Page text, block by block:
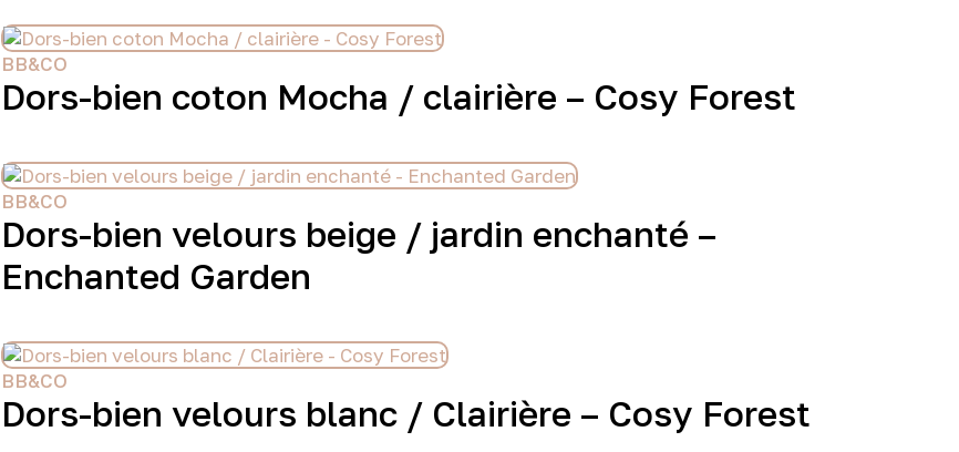
choisies
sur
la
page
du
BB&CO
Dors-bien coton Mocha / clairière – Cosy Forest
BB&CO
Dors-bien velours beige / jardin enchanté –
Enchanted Garden
BB&CO
Dors-bien velours blanc / Clairière – Cosy Forest